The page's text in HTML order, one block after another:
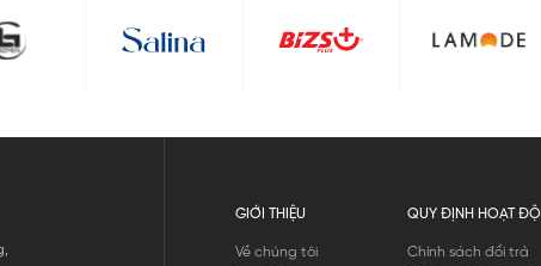
GIỚI THIỆU
Về chúng tôi
QUY ĐỊNH HOẠT
Chính sách đổi trả